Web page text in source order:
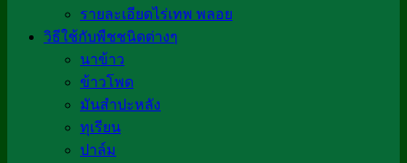
รายละเอียดไร่เทพ พลอย
วิธีใช้กับพืชชนิดต่างๆ
นาข้าว
ข้าวโพด
มันสำปะหลัง
ทุเรียน
ปาล์ม